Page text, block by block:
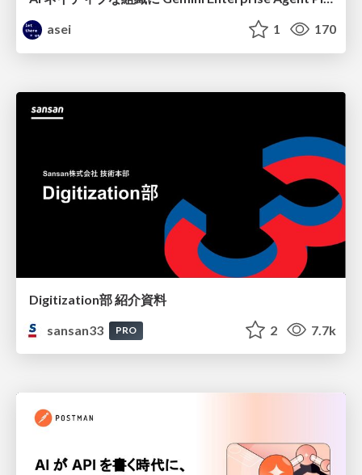
asei
1 170
Digitization部 紹介資料
sansan33
PRO 2 7.7k